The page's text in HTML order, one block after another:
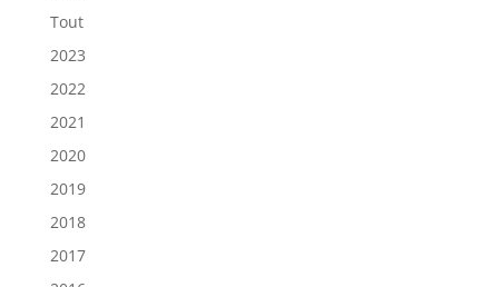
Tout
2023
2022
2021
2020
2019
2018
2017